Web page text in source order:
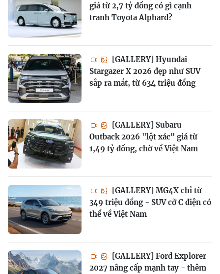
giá từ 2,7 tỷ đồng có gì cạnh
tranh Toyota Alphard?
[GALLERY] Hyundai
Stargazer X 2026 đẹp như SUV
sắp ra mắt, từ 634 triệu đồng
[GALLERY] Subaru
Outback 2026 "lột xác" giá từ
1,49 tỷ đồng, chờ về Việt Nam
[GALLERY] MG4X chỉ từ
349 triệu đồng - SUV cỡ C điện có
thể về Việt Nam
[GALLERY] Ford Explorer
2027 nâng cấp mạnh tay - thêm